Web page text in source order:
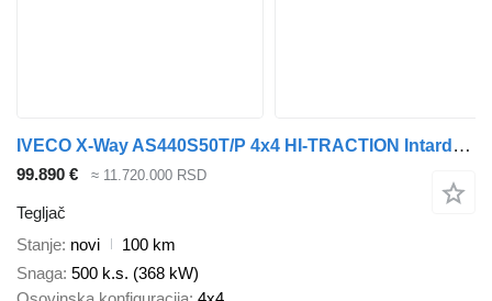
IVECO X-Way AS440S50T/P 4x4 HI-TRACTION Intarder Alu
99.890 € ≈ 11.720.000 RSD
Tegljač
Stanje novi
100 km
Snaga 500 k.s. (368 kW)